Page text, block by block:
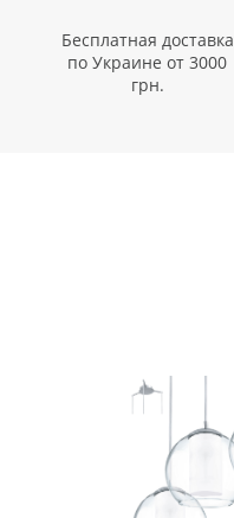
Бесплатная доставка
по Украине от 3000
грн.